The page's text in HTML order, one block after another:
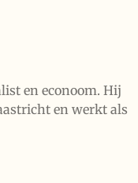
en econoom. Hij
en werkt als